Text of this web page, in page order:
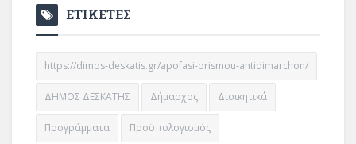
ΕΤΙΚΕΤΕΣ
https://dimos-deskatis.gr/apofasi-orismou-antidimarchon/
ΔΗΜΟΣ ΔΕΣΚΑΤΗΣ Δήμαρχος Διοικητικά
Προγράμματα Προϋπολογισμός